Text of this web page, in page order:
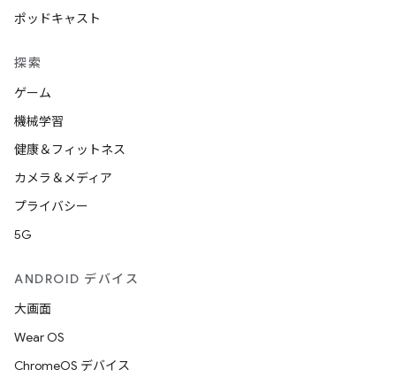
ポッドキャスト
探索
ゲーム
機械学習
健康＆フィットネス
カメラ＆メディア
プライバシー
5G
ANDROID デバイス
大画面
Wear OS
ChromeOS デバイス